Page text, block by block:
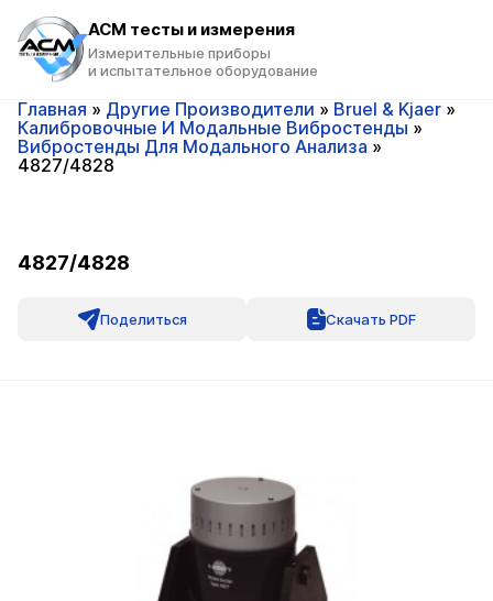
ACM тесты и измерения
Измерительные приборы
и испытательное оборудование
Главная » Другие Производители » Bruel & Kjaer »
Калибровочные И Модальные Вибростенды »
Вибростенды Для Модального Анализа »
4827/4828
4827/4828
Поделиться Скачать PDF